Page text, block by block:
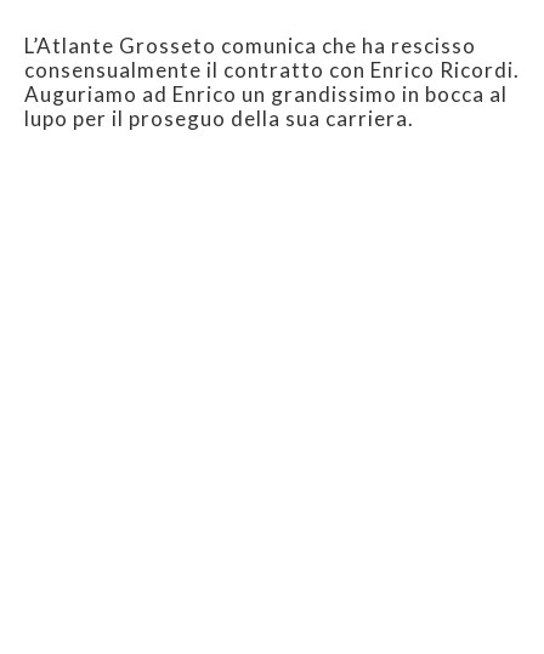
L’Atlante Grosseto comunica che ha rescisso
consensualmente il contratto con Enrico Ricordi.
Auguriamo ad Enrico un grandissimo in bocca al
lupo per il proseguo della sua carriera.